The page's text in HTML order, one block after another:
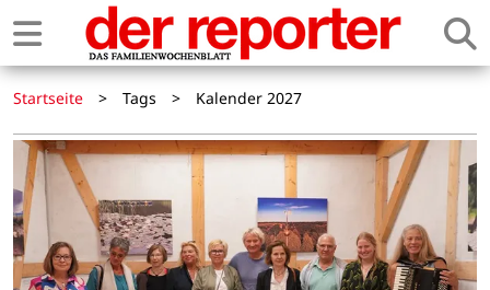
Startseite > Tags > Kalender 2027